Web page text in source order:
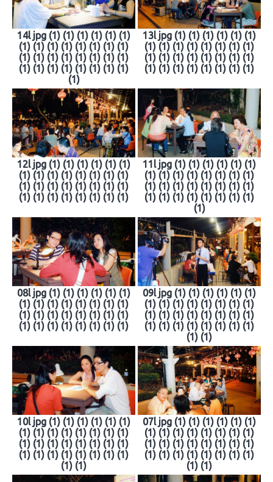
14l jpg (1) (1) (1) (1) (1) (1)
(1) (1) (1) (1) (1) (1) (1) (1)
(1) (1) (1) (1) (1) (1) (1) (1)
(1) (1) (1) (1) (1) (1) (1) (1)
(1)
13l jpg (1) (1) (1) (1) (1) (1)
(1) (1) (1) (1) (1) (1) (1) (1)
(1) (1) (1) (1) (1) (1) (1) (1)
(1) (1) (1) (1) (1) (1) (1) (1)
12l jpg (1) (1) (1) (1) (1) (1)
(1) (1) (1) (1) (1) (1) (1) (1)
(1) (1) (1) (1) (1) (1) (1) (1)
(1) (1) (1) (1) (1) (1) (1) (1)
11l jpg (1) (1) (1) (1) (1) (1)
(1) (1) (1) (1) (1) (1) (1) (1)
(1) (1) (1) (1) (1) (1) (1) (1)
(1) (1) (1) (1) (1) (1) (1) (1)
(1)
08l jpg (1) (1) (1) (1) (1) (1)
(1) (1) (1) (1) (1) (1) (1) (1)
(1) (1) (1) (1) (1) (1) (1) (1)
(1) (1) (1) (1) (1) (1) (1) (1)
09l jpg (1) (1) (1) (1) (1) (1)
(1) (1) (1) (1) (1) (1) (1) (1)
(1) (1) (1) (1) (1) (1) (1) (1)
(1) (1) (1) (1) (1) (1) (1) (1)
(1) (1)
10l jpg (1) (1) (1) (1) (1) (1)
(1) (1) (1) (1) (1) (1) (1) (1)
(1) (1) (1) (1) (1) (1) (1) (1)
(1) (1) (1) (1) (1) (1) (1) (1)
(1) (1)
07l jpg (1) (1) (1) (1) (1) (1)
(1) (1) (1) (1) (1) (1) (1) (1)
(1) (1) (1) (1) (1) (1) (1) (1)
(1) (1) (1) (1) (1) (1) (1) (1)
(1) (1)